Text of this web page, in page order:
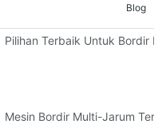
Blog
Pilihan Terbaik Untuk Bordir
Mesin Bordir 15 Jarum
Mesin Bordir Multi-Jarum